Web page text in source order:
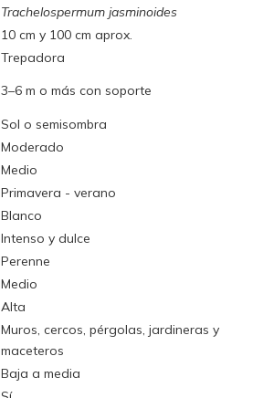
Trachelospermum jasminoides
10 cm y 100 cm aprox.
Trepadora
3–6 m o más con soporte
Sol o semisombra
Moderado
Medio
Primavera - verano
Blanco
Intenso y dulce
Perenne
Medio
Alta
Muros, cercos, pérgolas, jardineras y
maceteros
Baja a media